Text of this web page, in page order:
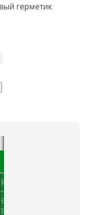
герметик